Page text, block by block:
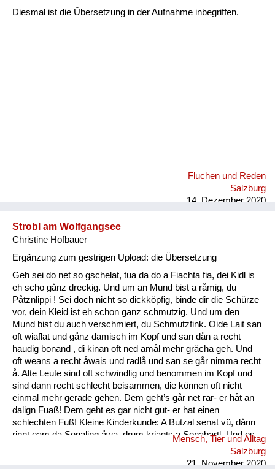
Diesmal ist die Übersetzung in der Aufnahme inbegriffen.
Fluchen und Reden
Salzburg
14. Dezember 2020
Strobl am Wolfgangsee
Christine Hofbauer
Ergänzung zum gestrigen Upload: die Übersetzung
Geh sei do net so gschelat, tua da do a Fiachta fia, dei Kidl is
eh scho gånz dreckig. Und um an Mund bist a råmig, du
Påtznlippi ! Sei doch nicht so dickköpfig, binde dir die Schürze
vor, dein Kleid ist eh schon ganz schmutzig. Und um den
Mund bist du auch verschmiert, du Schmutzfink. Oide Lait san
oft wiaflat und gånz damisch im Kopf und san dån a recht
haudig bonand , di kinan oft ned amål mehr grächa geh. Und
oft weans a recht åwais und radlå und san se går nimma recht
å. Alte Leute sind oft schwindlig und benommen im Kopf und
sind dann recht schlecht beisammen, die können oft nicht
einmal mehr gerade gehen. Dem geht’s går net rar- er håt an
dalign Fuaß! Dem geht es gar nicht gut- er hat einen
schlechten Fuß! Kleine Kinderkunde: A Butzal senat vü, dånn
rinnt eam da Senaling åwa, drum kriagts a Senabartl. Und es
is a oft råmig um an Mund. Ein Baby speichelt viel, dann rinnt
Mensch, Tier und Alltag
Salzburg
21. November 2020